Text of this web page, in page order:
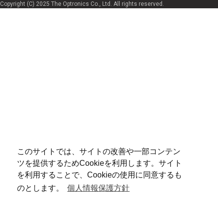
このサイトでは、サイトの改善や一部コンテン
ツを提供するためCookieを利用します。サイト
を利用することで、Cookieの使用に同意するも
のとします。
個人情報保護方針
Copyright (C) 2025 The Optronics Co., Ltd. All rights reserved.